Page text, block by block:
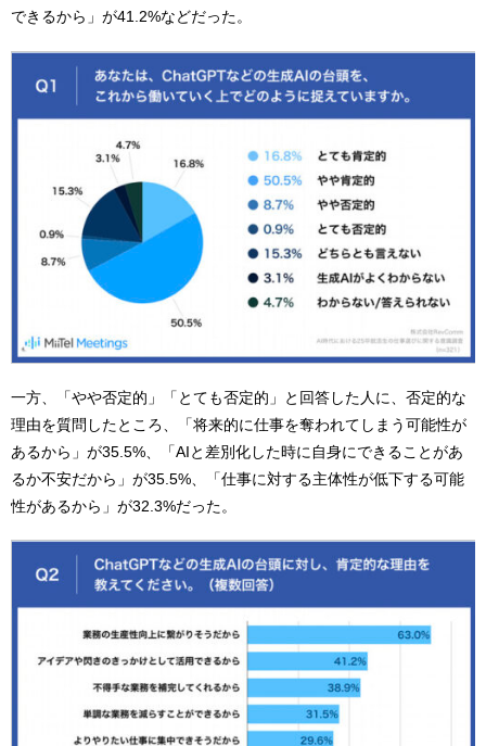
できるから」が41.2%などだった。
一方、「やや否定的」「とても否定的」と回答した人に、否定的な
理由を質問したところ、「将来的に仕事を奪われてしまう可能性が
あるから」が35.5%、「AIと差別化した時に自身にできることがあ
るか不安だから」が35.5%、「仕事に対する主体性が低下する可能
性があるから」が32.3%だった。